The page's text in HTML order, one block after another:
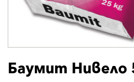
Баумит Нивело